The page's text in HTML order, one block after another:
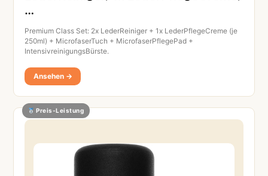
…
Premium Class Set: 2x LederReiniger + 1x LederPflegeCreme (je
250ml) + MicrofaserTuch + MicrofaserPflegePad +
IntensivreinigungsBürste.
Ansehen →
Preis-Leistung